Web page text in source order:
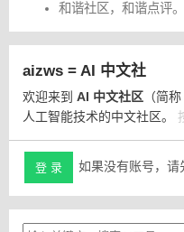
和谐社区，和谐点评。
aizws = AI 中文社
欢迎来到 AI 中文社区 （简称
人工智能技术的中文社区。
登 录 如果没有账号，请